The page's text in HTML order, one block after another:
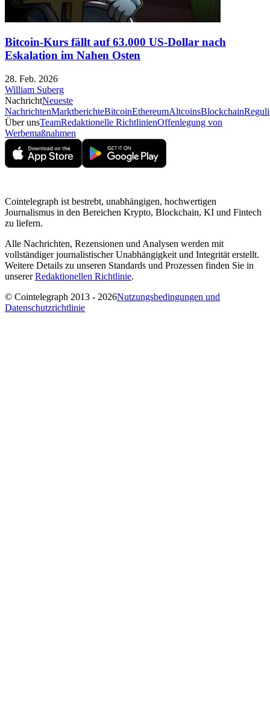
Bitcoin-Kurs fällt auf 63.000 US-Dollar nach
Eskalation im Nahen Osten
28. Feb. 2026
William Suberg
NachrichtNeueste
NachrichtenMarktberichteBitcoinEthereumAltcoinsBlockchain
Über unsTeamRedaktionelle RichtlinienOffenlegung von
Werbemaßnahmen
Cointelegraph ist bestrebt, unabhängigen, hochwertigen
Journalismus in den Bereichen Krypto, Blockchain, KI und Fintech
zu liefern.
Alle Nachrichten, Rezensionen und Analysen werden mit
vollständiger journalistischer Unabhängigkeit und Integrität erstellt.
Weitere Details zu unseren Standards und Prozessen finden Sie in
unsererRedaktionellen Richtlinie.
© Cointelegraph 2013 - 2026Nutzungsbedingungen und
Datenschutzrichtlinie